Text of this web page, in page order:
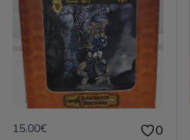
15.00€ 0